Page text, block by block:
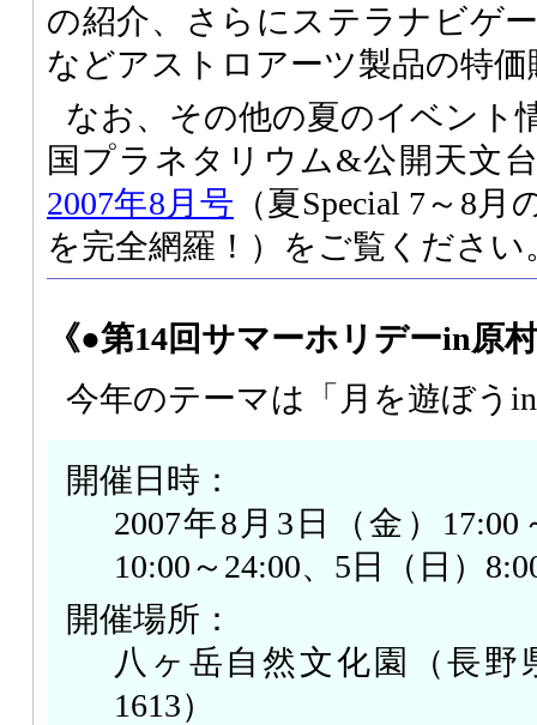
の紹介、さらにステラナビゲ
などアストロアーツ製品の特
なお、その他の夏のイベント
国プラネタリウム&公開天文
2007年8月号 （夏Special 7～8
を完全網羅！）をご覧ください
《●第14回サマーホリデーin原
今年のテーマは「月を遊ぼう
開催日時：
2007年8月3日（金）
10:00～24:00、5日（日）
開催場所：
八ヶ岳自然文化園（長野
1613）